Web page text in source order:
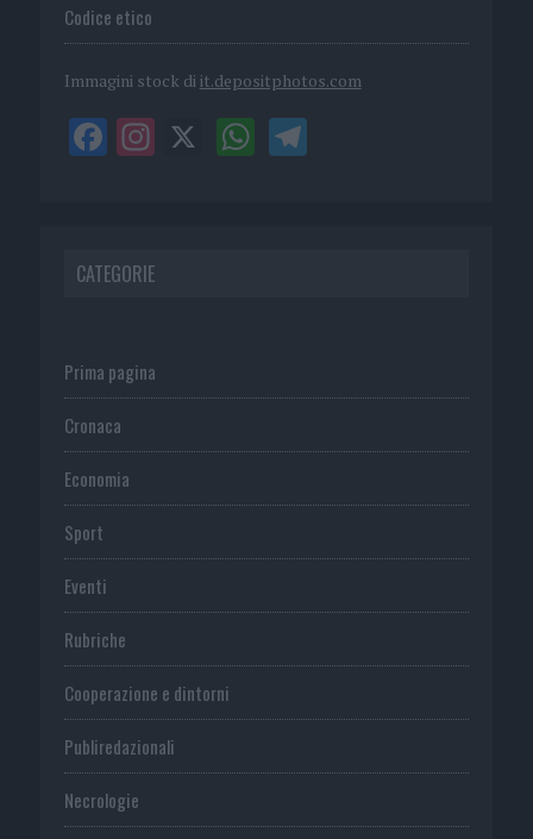
Codice etico
Immagini stock di it.depositphotos.com
CATEGORIE
Prima pagina
Cronaca
Economia
Sport
Eventi
Rubriche
Cooperazione e dintorni
Publiredazionali
Necrologie